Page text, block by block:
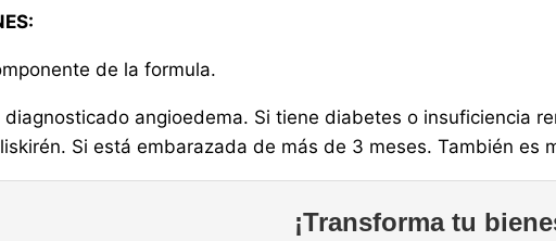
de la formula.
diagnosticado angioedema. Si tiene diabetes o insuficiencia
Si está embarazada de más de 3 meses. También es
¡Transforma tu